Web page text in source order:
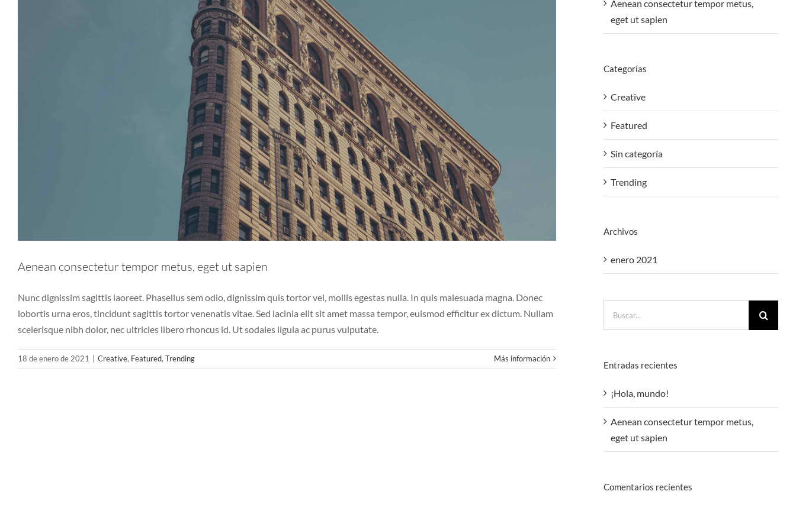
Aenean consectetur tempor metus, eget ut sapien
Nunc dignissim sagittis laoreet. Phasellus sem odio, dignissim quis tortor vel, mollis egestas nulla. In quis malesuada magna. Donec
lobortis urna eros, tincidunt sagittis tortor venenatis vitae. Sed lacinia elit sit amet massa tempor, euismod efficitur ex dictum. Nullam
scelerisque nibh dolor, nec ultricies libero rhoncus id. Ut sodales ligula ac purus vulputate.
18 de enero de 2021 Creative, Featured, Trending Más información
Aenean consectetur tempor metus,
eget ut sapien
Categorías
Creative
Featured
Sin categoría
Trending
Archivos
enero 2021
Entradas recientes
¡Hola, mundo!
Aenean consectetur tempor metus,
eget ut sapien
Comentarios recientes